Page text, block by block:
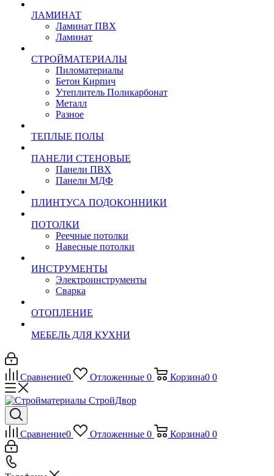
ЛАМИНАТ
Ламинат ПВХ
Ламинат
СТРОЙМАТЕРИАЛЫ
Пиломатериалы
Бетон Кирпич
Утеплитель Поликарбонат
Металл
Разное
ТЕПЛЫЕ ПОЛЫ
ПАНЕЛИ СТЕНОВЫЕ
Панели ПВХ
Панели МДФ
ПЛИНТУСА ПОДОКОННИКИ
ПОТОЛКИ
Реечные потолки
Навесные потолки
ИНСТРУМЕНТЫ
Электроинструменты
Сварка
ОТОПЛЕНИЕ
МЕБЕЛЬ ДЛЯ КУХНИ
Сравнение0 Отложенные 0 Корзина0 0
Сравнение0 Отложенные 0 Корзина0 0